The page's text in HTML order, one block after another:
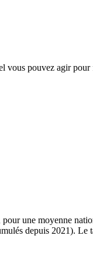
pouvez agir pour
une moyenne
depuis 2021). Le